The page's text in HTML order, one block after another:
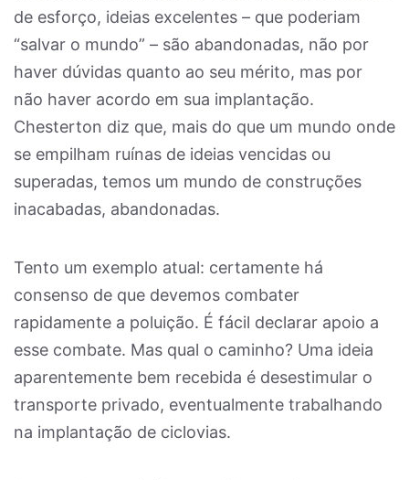
de esforço, ideias excelentes – que poderiam
“salvar o mundo” – são abandonadas, não por
haver dúvidas quanto ao seu mérito, mas por
não haver acordo em sua implantação.
Chesterton diz que, mais do que um mundo onde
se empilham ruínas de ideias vencidas ou
superadas, temos um mundo de construções
inacabadas, abandonadas.
Tento um exemplo atual: certamente há
consenso de que devemos combater
rapidamente a poluição. É fácil declarar apoio a
esse combate. Mas qual o caminho? Uma ideia
aparentemente bem recebida é desestimular o
transporte privado, eventualmente trabalhando
na implantação de ciclovias.